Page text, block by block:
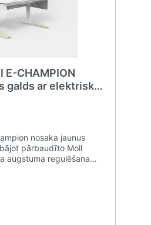
E-CHAMPION
galds ar elektrisku
nosaka jaunus
pārbaudīto Moll
augstuma regulēšana